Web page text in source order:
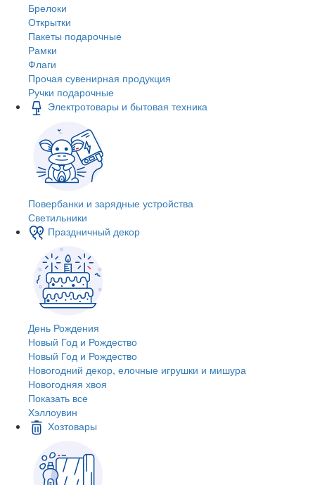
Брелоки
Открытки
Пакеты подарочные
Рамки
Флаги
Прочая сувенирная продукция
Ручки подарочные
Электротовары и бытовая техника
Повербанки и зарядные устройства
Светильники
Праздничный декор
День Рождения
Новый Год и Рождество
Новый Год и Рождество
Новогодний декор, елочные игрушки и мишура
Новогодняя хвоя
Показать все
Хэллоувин
Хозтовары